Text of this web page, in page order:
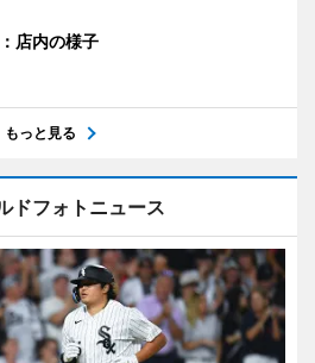
店内の様子
もっと見る
ドフォトニュース